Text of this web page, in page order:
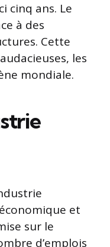
cinq ans. Le
à des
Cette
les
mondiale.
et
sur le
d’emplois